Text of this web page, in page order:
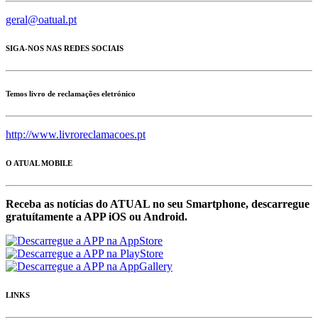
geral@oatual.pt
SIGA-NOS NAS REDES SOCIAIS
Temos livro de reclamações eletrónico
http://www.livroreclamacoes.pt
O ATUAL MOBILE
Receba as notícias do ATUAL no seu Smartphone, descarregue
gratuítamente a APP iOS ou Android.
LINKS